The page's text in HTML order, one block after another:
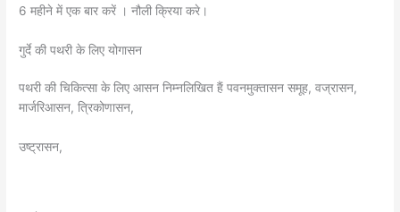
6 महीने में एक बार करें । नौली क्रिया करे।
गुर्दे की पथरी के लिए योगासन
पथरी की चिकित्सा के लिए आसन निम्नलिखित हैं पवनमुक्तासन समूह, वज्रासन,
मार्जरिआसन, त्रिकोणासन,
उष्ट्रासन,